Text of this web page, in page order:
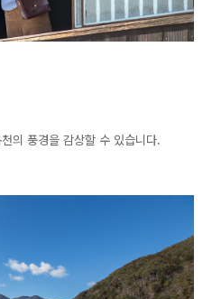
의 풍경을 감상할 수 있습니다.